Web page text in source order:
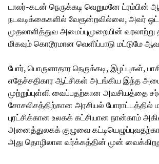
டாலர்-கடன் நெருக்கடி வெறுமனே ட்ரம்பின்
நடவடிக்கைகளில் வேரூன்றவில்லை, அவர்
முதலாளித்துவ அமைப்புமுறையின் வரலாற்று
மிகவும் கொடூரமான வெளிப்பாடு மட்டுமே
போர், பொருளாதார நெருக்கடி, இழப்புகள்,
எதேச்சதிகார ஆட்சிகள் அடங்கிய இந்த
முற்றுப்புள்ளி வைப்பதற்கான அவசியத்தை
சோசலிசத்திற்கான அரசியல் போராட்டத்தில்
புரட்சிக்கான உலகக் கட்சியான நான்காம்
அனைத்துலகக் குழுவை
அது தொழிலாள வர்க்கத்தின் முன்